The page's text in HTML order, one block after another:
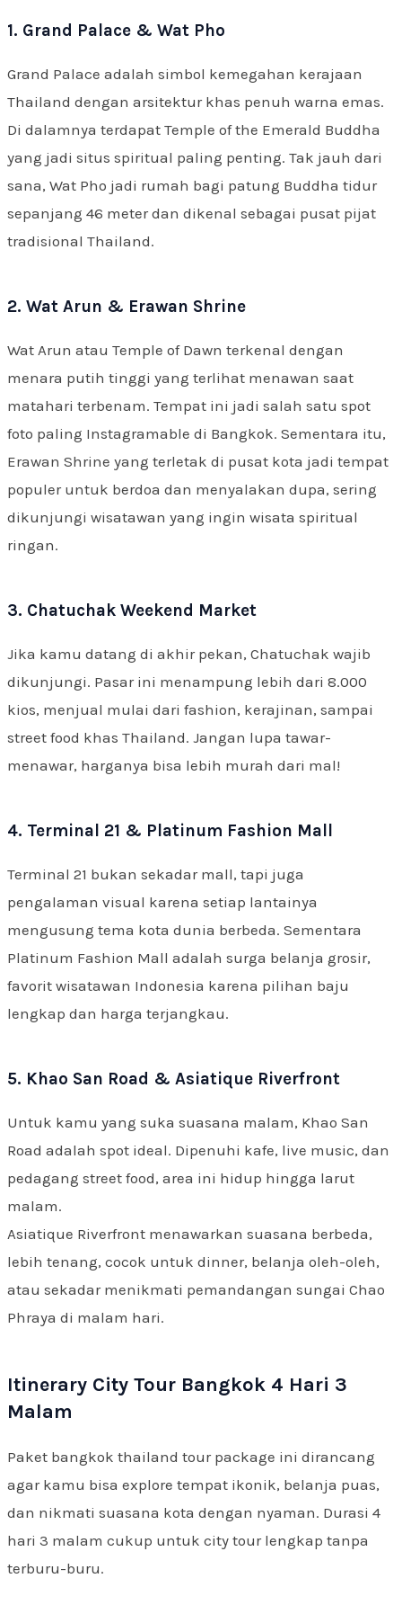
1. Grand Palace & Wat Pho
Grand Palace adalah simbol kemegahan kerajaan
Thailand dengan arsitektur khas penuh warna emas.
Di dalamnya terdapat Temple of the Emerald Buddha
yang jadi situs spiritual paling penting. Tak jauh dari
sana, Wat Pho jadi rumah bagi patung Buddha tidur
sepanjang 46 meter dan dikenal sebagai pusat pijat
tradisional Thailand.
2. Wat Arun & Erawan Shrine
Wat Arun atau Temple of Dawn terkenal dengan
menara putih tinggi yang terlihat menawan saat
matahari terbenam. Tempat ini jadi salah satu spot
foto paling Instagramable di Bangkok. Sementara itu,
Erawan Shrine yang terletak di pusat kota jadi tempat
populer untuk berdoa dan menyalakan dupa, sering
dikunjungi wisatawan yang ingin wisata spiritual
ringan.
3. Chatuchak Weekend Market
Jika kamu datang di akhir pekan, Chatuchak wajib
dikunjungi. Pasar ini menampung lebih dari 8.000
kios, menjual mulai dari fashion, kerajinan, sampai
street food khas Thailand. Jangan lupa tawar-
menawar, harganya bisa lebih murah dari mal!
4. Terminal 21 & Platinum Fashion Mall
Terminal 21 bukan sekadar mall, tapi juga
pengalaman visual karena setiap lantainya
mengusung tema kota dunia berbeda. Sementara
Platinum Fashion Mall adalah surga belanja grosir,
favorit wisatawan Indonesia karena pilihan baju
lengkap dan harga terjangkau.
5. Khao San Road & Asiatique Riverfront
Untuk kamu yang suka suasana malam, Khao San
Road adalah spot ideal. Dipenuhi kafe, live music, dan
pedagang street food, area ini hidup hingga larut
malam.
Asiatique Riverfront menawarkan suasana berbeda,
lebih tenang, cocok untuk dinner, belanja oleh-oleh,
atau sekadar menikmati pemandangan sungai Chao
Phraya di malam hari.
Itinerary City Tour Bangkok 4 Hari 3
Malam
Paket bangkok thailand tour package ini dirancang
agar kamu bisa explore tempat ikonik, belanja puas,
dan nikmati suasana kota dengan nyaman. Durasi 4
hari 3 malam cukup untuk city tour lengkap tanpa
terburu-buru.